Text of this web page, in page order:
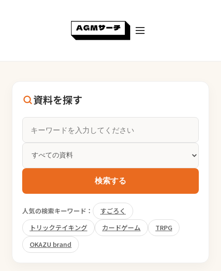
資料を探す
検索する
人気の検索キーワード：
すごろく
トリックテイキング
カードゲーム
TRPG
OKAZU brand